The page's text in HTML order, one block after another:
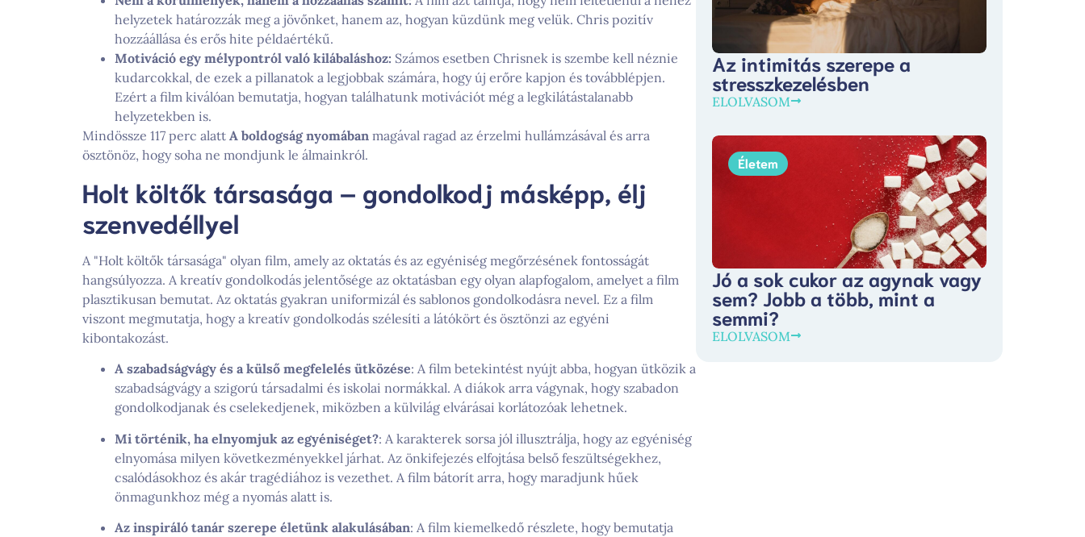
helyzetek határozzák meg a jövőnket, hanem az, hogyan küzdünk meg velük. Chris pozitív
hozzáállása és erős hite példaértékű.
Motiváció egy mélypontról való kilábaláshoz: Számos esetben Chrisnek is szembe kell néznie
kudarcokkal, de ezek a pillanatok a legjobbak számára, hogy új erőre kapjon és továbblépjen.
Ezért a film kiválóan bemutatja, hogyan találhatunk motivációt még a legkilátástalanabb
helyzetekben is.
Mindössze 117 perc alatt A boldogság nyomában magával ragad az érzelmi hullámzásával és arra
ösztönöz, hogy soha ne mondjunk le álmainkról.
Holt költők társasága – gondolkodj másképp, élj
szenvedéllyel
A "Holt költők társasága" olyan film, amely az oktatás és az egyéniség megőrzésének fontosságát
hangsúlyozza. A kreatív gondolkodás jelentősége az oktatásban egy olyan alapfogalom, amelyet a film
plasztikusan bemutat. Az oktatás gyakran uniformizál és sablonos gondolkodásra nevel. Ez a film
viszont megmutatja, hogy a kreatív gondolkodás szélesíti a látókört és ösztönzi az egyéni
kibontakozást.
A szabadságvágy és a külső megfelelés ütközése: A film betekintést nyújt abba, hogyan ütközik a
szabadságvágy a szigorú társadalmi és iskolai normákkal. A diákok arra vágynak, hogy szabadon
gondolkodjanak és cselekedjenek, miközben a külvilág elvárásai korlátozóak lehetnek.
Mi történik, ha elnyomjuk az egyéniséget?: A karakterek sorsa jól illusztrálja, hogy az egyéniség
elnyomása milyen következményekkel járhat. Az önkifejezés elfojtása belső feszültségekhez,
csalódásokhoz és akár tragédiához is vezethet. A film bátorít arra, hogy maradjunk hűek
önmagunkhoz még a nyomás alatt is.
Az inspiráló tanár szerepe életünk alakulásában: A film kiemelkedő részlete, hogy bemutatja
Az intimitás szerepe a
stresszkezelésben
ELOLVASOM
Életem
Jó a sok cukor az agynak vagy
sem? Jobb a több, mint a
semmi?
ELOLVASOM